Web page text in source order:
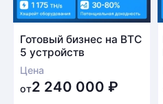
Готовый бизнес на BTC
5 устройств
Цена
от2 240 000 ₽